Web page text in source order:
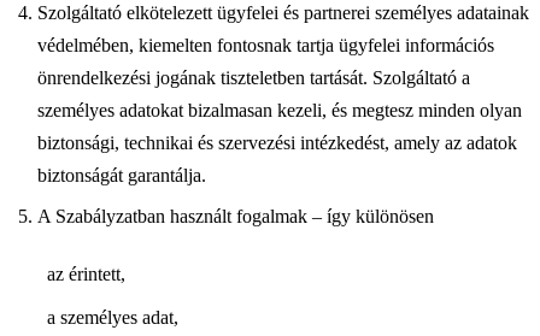
Szolgáltató elkötelezett ügyfelei és partnerei személyes adatainak
védelmében, kiemelten fontosnak tartja ügyfelei információs
önrendelkezési jogának tiszteletben tartását. Szolgáltató a
személyes adatokat bizalmasan kezeli, és megtesz minden olyan
biztonsági, technikai és szervezési intézkedést, amely az adatok
biztonságát garantálja.
A Szabályzatban használt fogalmak – így különösen
az érintett,
a személyes adat,